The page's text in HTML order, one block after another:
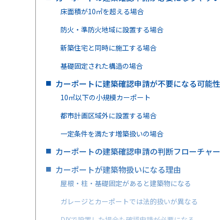
床面積が10㎡を超える場合
防火・準防火地域に設置する場合
新築住宅と同時に施工する場合
基礎固定された構造の場合
カーポートに建築確認申請が不要になる可能
10㎡以下の小規模カーポート
都市計画区域外に設置する場合
一定条件を満たす増築扱いの場合
カーポートの建築確認申請の判断フローチャ
カーポートが建築物扱いになる理由
屋根・柱・基礎固定があると建築物になる
ガレージとカーポートでは法的扱いが異なる